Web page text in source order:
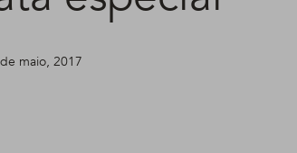
maio, 2017